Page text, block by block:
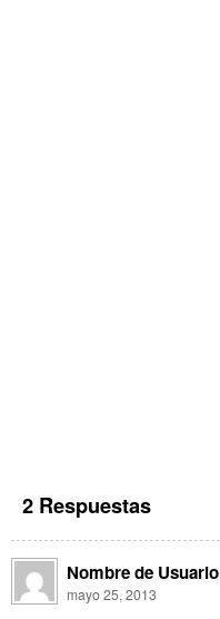
2 Respuestas
Nombre de Usuario
mayo 25, 2013